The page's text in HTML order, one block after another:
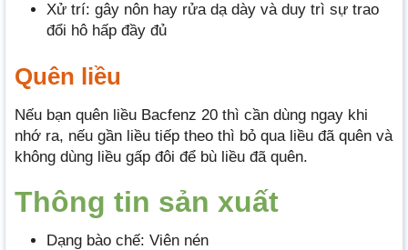
Xử trí: gây nôn hay rửa dạ dày và duy trì sự trao
đổi hô hấp đầy đủ
Quên liều
Nếu bạn quên liều Bacfenz 20 thì cần dùng ngay khi
nhớ ra, nếu gần liều tiếp theo thì bỏ qua liều đã quên và
không dùng liều gấp đôi để bù liều đã quên.
Thông tin sản xuất
Dạng bào chế: Viên nén